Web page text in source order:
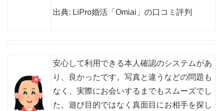
出典: LiPro婚活「Omiai」の口コミ評判
安心して利用できる本人確認のシステムがあ
り、良かったです。写真と違うなどの問題も
なく、実際にお会いするまでもスムーズでし
た。遊び目的ではなく真面目にお相手を探し